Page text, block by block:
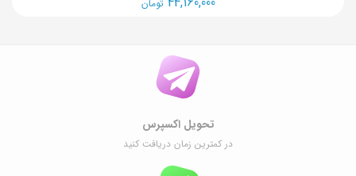
تومان
تحویل اکسپرس
در کمترین زمان دریافت کنید